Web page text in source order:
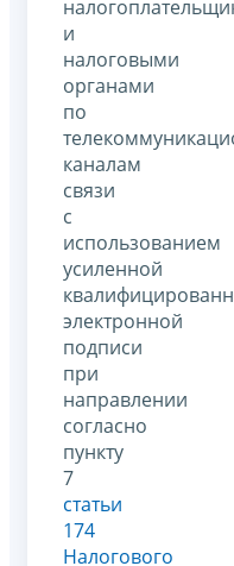
и
налоговыми
органами
по
каналам
связи
с
использованием
усиленной
электронной
подписи
при
направлении
согласно
пункту
7
статьи
174
Налогового